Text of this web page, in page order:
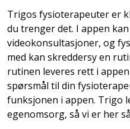
Trigos fysioterapeuter er
du trenger det. I appen
videokonsultasjoner, og
med kan skreddersy en
rutinen leveres rett i
spørsmål til din
funksjonen i appen. Trigo
egenomsorg, så vi er her